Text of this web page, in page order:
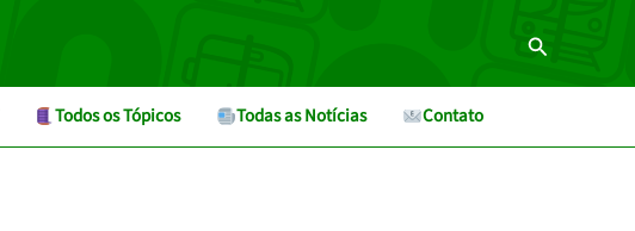
Pesquisar
Todos os Tópicos Todas as Notícias Contato